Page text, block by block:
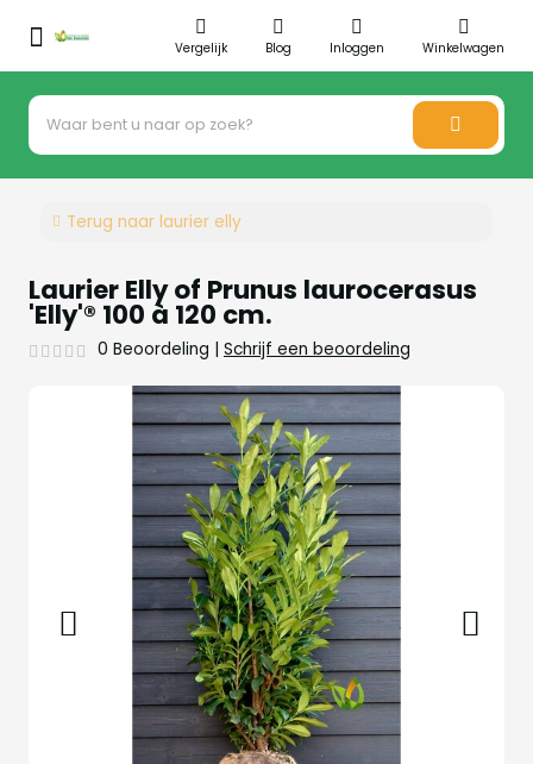
Vergelijk Blog Inloggen Winkelwagen
Terug naar laurier elly
Laurier Elly of Prunus laurocerasus
'Elly'® 100 à 120 cm.
0 Beoordeling | Schrijf een beoordeling